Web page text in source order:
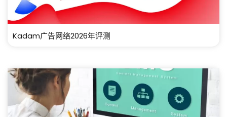
Kadam广告网络2026年评测